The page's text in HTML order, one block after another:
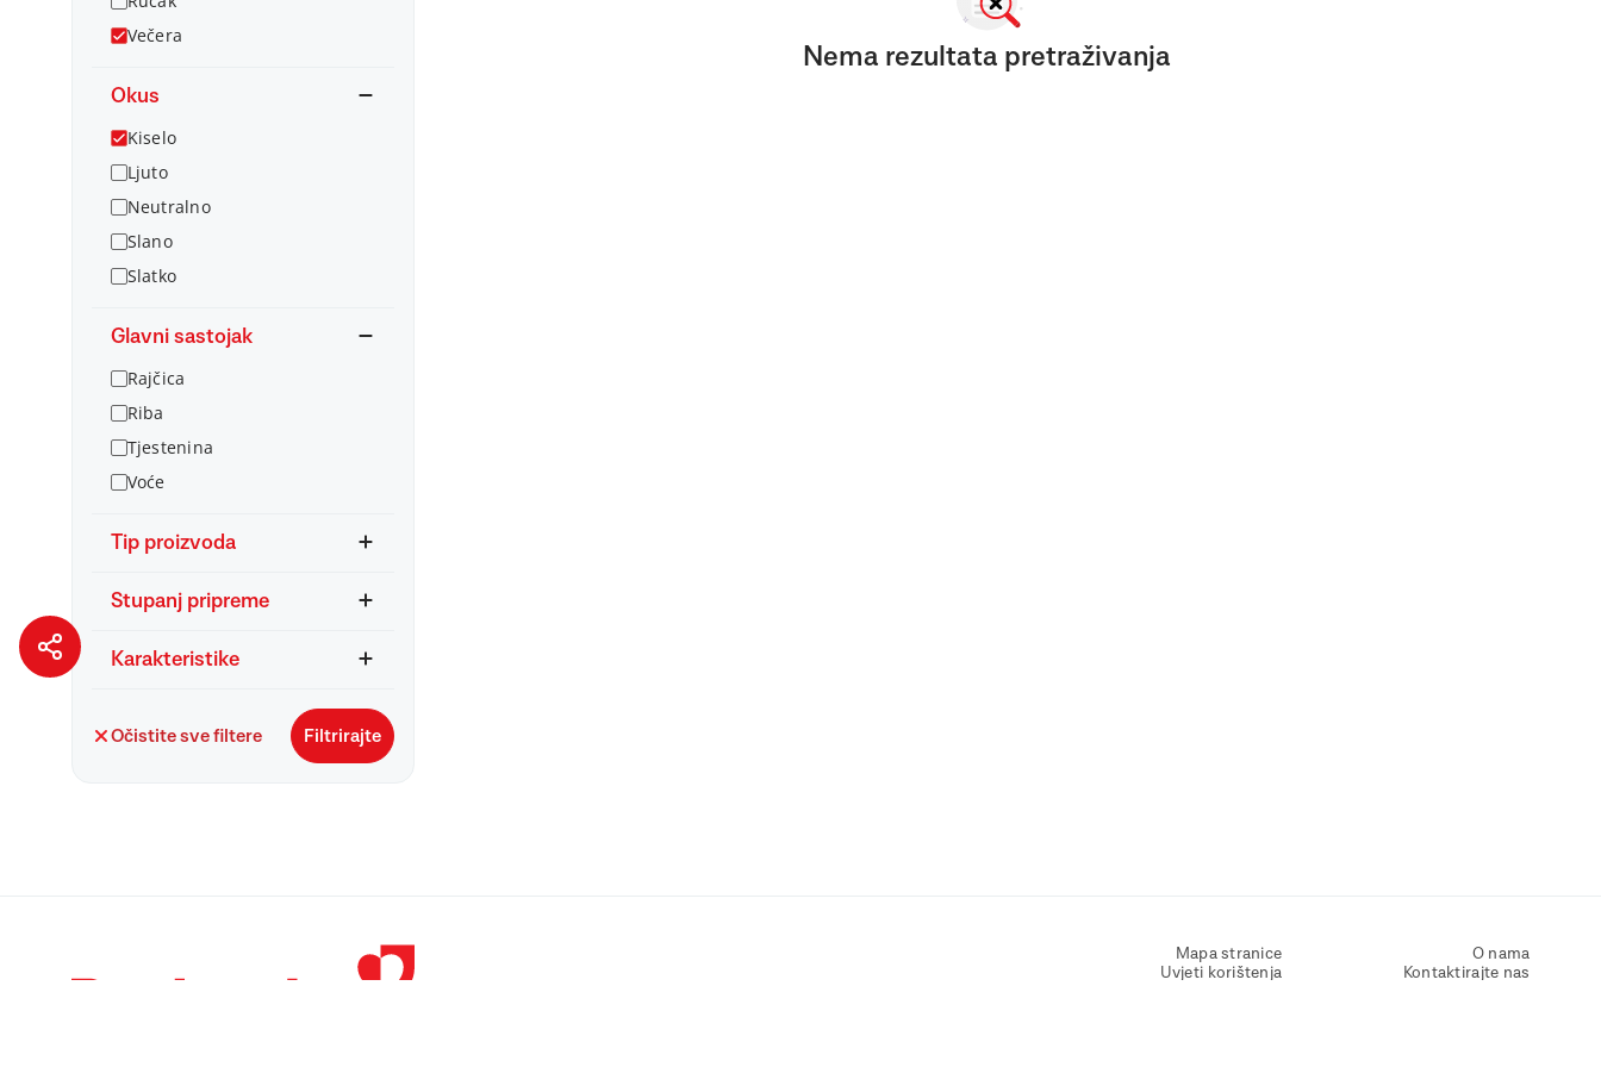
Večera
Okus
Kiselo
Ljuto
Neutralno
Slano
Slatko
Glavni sastojak
Rajčica
Riba
Tjestenina
Voće
Tip proizvoda
Stupanj pripreme
Karakteristike
Očistite sve filtere Filtrirajte
Nema rezultata pretraživanja
Mapa stranice
Uvjeti korištenja
O nama
Kontaktirajte nas